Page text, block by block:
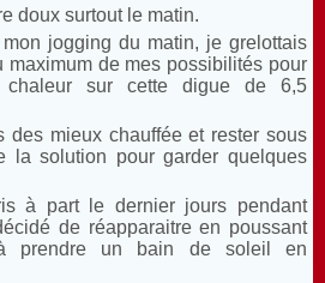
doux surtout le matin.
jogging du matin, je grelottais
maximum de mes possibilités pour
sur cette digue de 6,5
des mieux chauffée et rester sous
la solution pour garder quelques
à part le dernier jours pendant
de réapparaitre en poussant
prendre un bain de soleil en